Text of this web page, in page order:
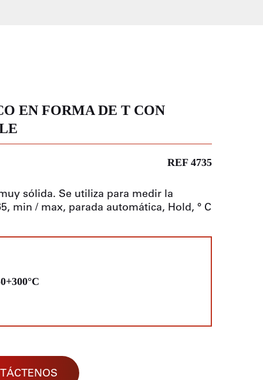
EN FORMA DE T CON
REF 4735
sólida. Se utiliza para medir la
min / max, parada automática, Hold, ° C